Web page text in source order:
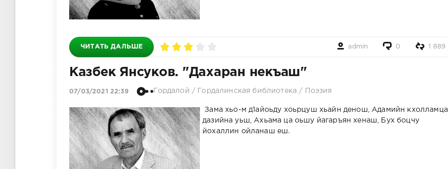
ЧИТАТЬ ДАЛЬШЕ admin 0 1 889
Казбек Янсуков. "Дахаран некъаш"
07/03/2021 22:39 Гордалой / Гордалинская библиотека / Поэзия
Зама хьо-м д1айоьду хоьрцуш хьайн денош, Адамийн кхолламца
дазийна уьш, Ахьама ца оьшу йагаръян хенаш, Бух боцчу
йохаллин ойланаш еш.